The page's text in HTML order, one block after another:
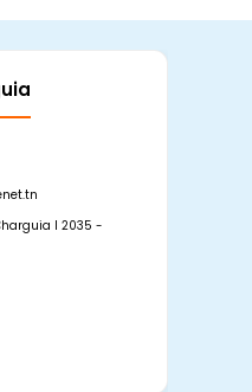
I 2035 -